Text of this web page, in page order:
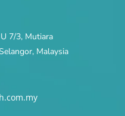
7/3, Mutiara
Malaysia